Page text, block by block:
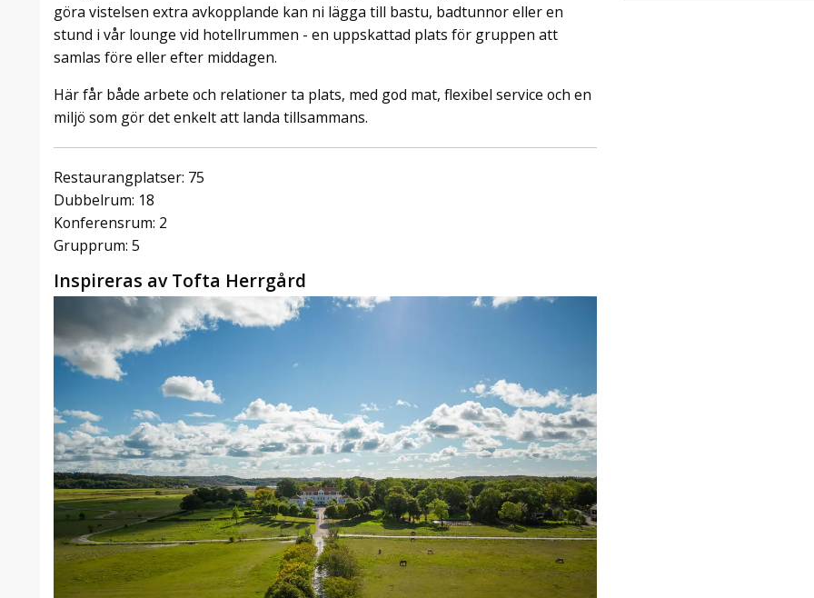
göra vistelsen extra avkopplande kan ni lägga till bastu, badtunnor eller en
stund i vår lounge vid hotellrummen - en uppskattad plats för gruppen att
samlas före eller efter middagen.
Här får både arbete och relationer ta plats, med god mat, flexibel service och en
miljö som gör det enkelt att landa tillsammans.
Restaurangplatser: 75
Dubbelrum: 18
Konferensrum: 2
Grupprum: 5
Inspireras av Tofta Herrgård